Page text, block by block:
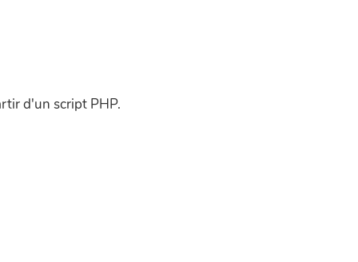
d'un script PHP.